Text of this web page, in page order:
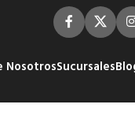
NosotrosSucursales